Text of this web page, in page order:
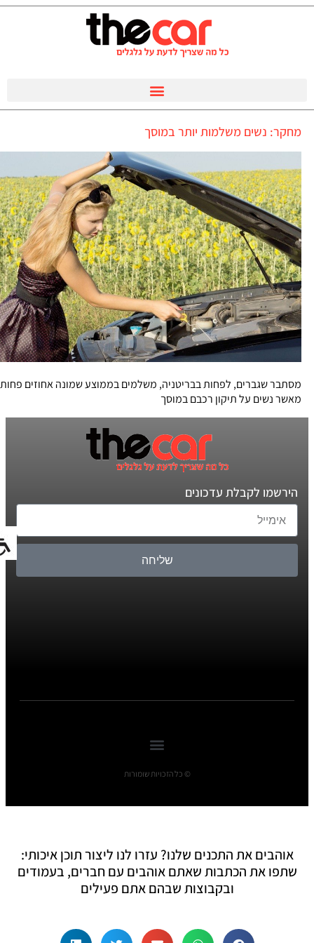
מחקר: נשים משלמות יותר במוסך
מסתבר שגברים, לפחות בבריטניה, משלמים בממוצע שמונה אחוזים פחות
מאשר נשים על תיקון רכבם במוסך
הירשמו לקבלת עדכונים
שליחה
© כל הזכויות שומורות
אוהבים את התכנים שלנו? עזרו לנו ליצור תוכן איכותי:
שתפו את הכתבות שאתם אוהבים עם חברים, בעמודים
ובקבוצות שבהם אתם פעילים